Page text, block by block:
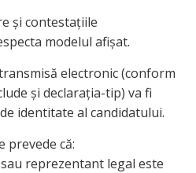
și contestațiile
modelul afișat.
electronic (conform
și declarația-tip) va fi
identitate al candidatului.
prevede că:
reprezentant legal este